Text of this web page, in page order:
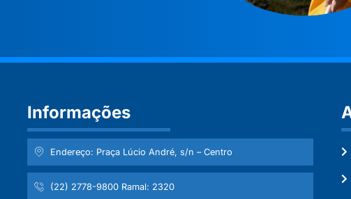
Informações
Endereço: Praça Lúcio André, s/n – Centro
(22) 2778-9800 Ramal: 2320